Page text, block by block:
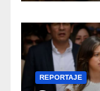
REPORTAJE